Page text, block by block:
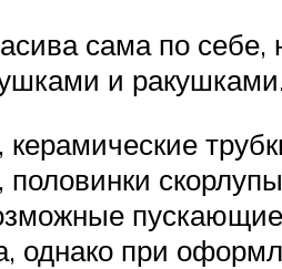
сама по себе,
и
скорлупы
однако при